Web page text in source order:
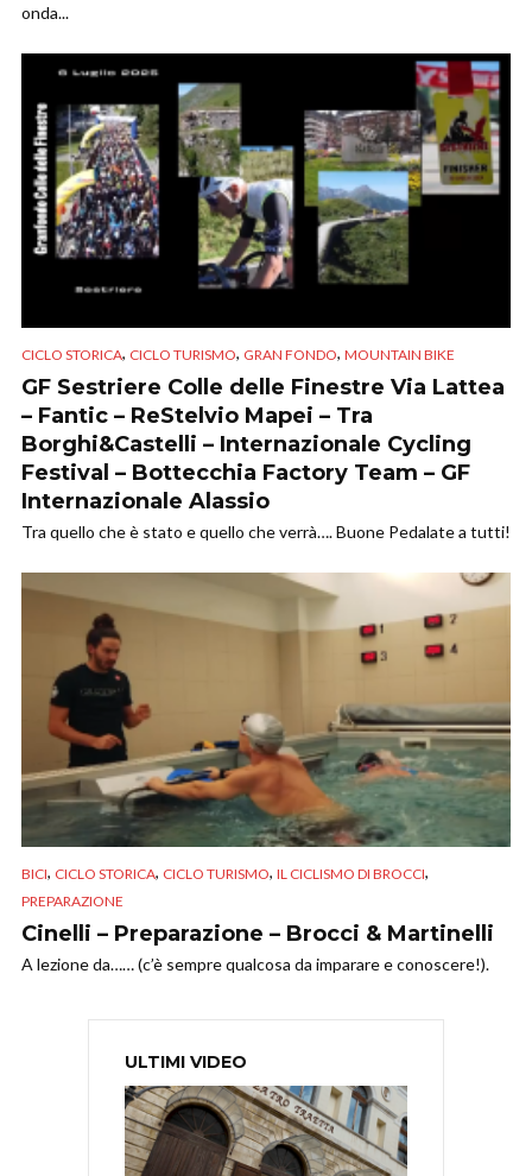
onda...
CICLO STORICA, CICLO TURISMO, GRAN FONDO, MOUNTAIN BIKE
GF Sestriere Colle delle Finestre Via Lattea
– Fantic – ReStelvio Mapei – Tra
Borghi&Castelli – Internazionale Cycling
Festival – Bottecchia Factory Team – GF
Internazionale Alassio
Tra quello che è stato e quello che verrà…. Buone Pedalate a tutti!
BICI, CICLO STORICA, CICLO TURISMO, IL CICLISMO DI BROCCI,
PREPARAZIONE
Cinelli – Preparazione – Brocci & Martinelli
A lezione da…… (c’è sempre qualcosa da imparare e conoscere!).
ULTIMI VIDEO